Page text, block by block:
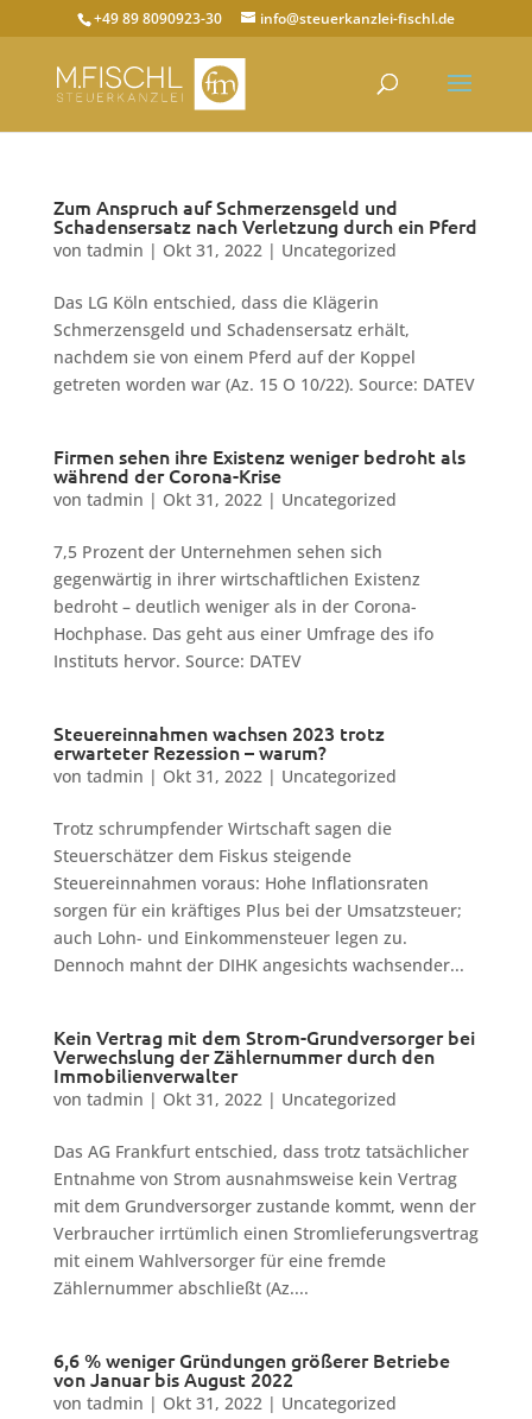
+49 89 8090923-30 info@steuerkanzlei-fischl.de
Zum Anspruch auf Schmerzensgeld und
Schadensersatz nach Verletzung durch ein Pferd
von tadmin | Okt 31, 2022| Uncategorized
Das LG Köln entschied, dass die Klägerin
Schmerzensgeld und Schadensersatz erhält,
nachdem sie von einem Pferd auf der Koppel
getreten worden war (Az. 15 O 10/22). Source: DATEV
Firmen sehen ihre Existenz weniger bedroht als
während der Corona-Krise
von tadmin | Okt 31, 2022| Uncategorized
7,5 Prozent der Unternehmen sehen sich
gegenwärtig in ihrer wirtschaftlichen Existenz
bedroht – deutlich weniger als in der Corona-
Hochphase. Das geht aus einer Umfrage des ifo
Instituts hervor. Source: DATEV
Steuereinnahmen wachsen 2023 trotz
erwarteter Rezession – warum?
von tadmin | Okt 31, 2022| Uncategorized
Trotz schrumpfender Wirtschaft sagen die
Steuerschätzer dem Fiskus steigende
Steuereinnahmen voraus: Hohe Inflationsraten
sorgen für ein kräftiges Plus bei der Umsatzsteuer;
auch Lohn- und Einkommensteuer legen zu.
Dennoch mahnt der DIHK angesichts wachsender...
Kein Vertrag mit dem Strom-Grundversorger bei
Verwechslung der Zählernummer durch den
Immobilienverwalter
von tadmin | Okt 31, 2022| Uncategorized
Das AG Frankfurt entschied, dass trotz tatsächlicher
Entnahme von Strom ausnahmsweise kein Vertrag
mit dem Grundversorger zustande kommt, wenn der
Verbraucher irrtümlich einen Stromlieferungsvertrag
mit einem Wahlversorger für eine fremde
Zählernummer abschließt (Az....
6,6 % weniger Gründungen größerer Betriebe
von Januar bis August 2022
von tadmin | Okt 31, 2022| Uncategorized